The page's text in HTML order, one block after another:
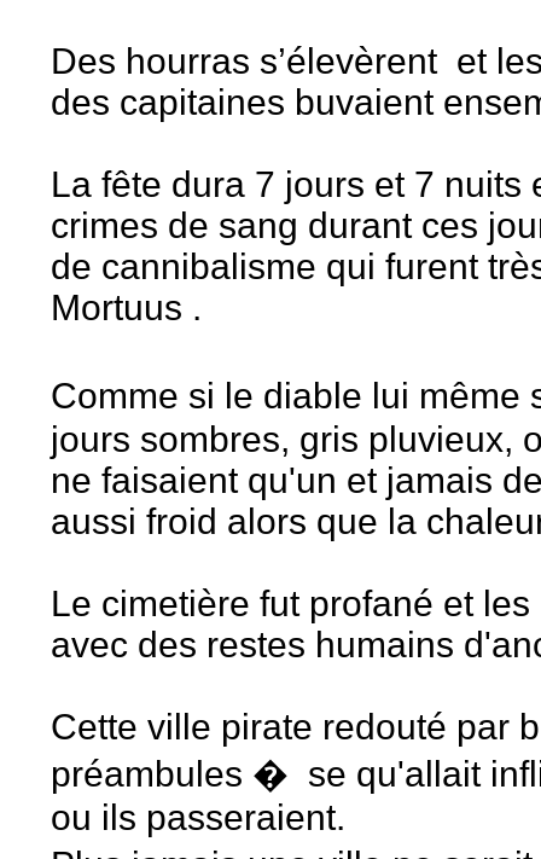
Des hourras s’élevèrent et
des capitaines buvaient
La fête dura 7 jours et 7
crimes de sang durant ces
de cannibalisme qui furent
Mortuus .
Comme si le diable lui
jours sombres, gris pluvieux,
ne faisaient qu'un et jamais
aussi froid alors que la
Le cimetière fut profané et
avec des restes humains
Cette ville pirate redouté par
préambules � se qu'allait
ou ils passeraient.